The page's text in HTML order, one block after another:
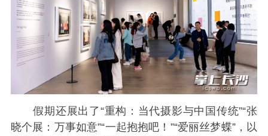
假期还展出了“重构：当代摄影与中国传统”“张
晓个展：万事如意”“一起抱抱吧！”“爱丽丝梦蝶”，以